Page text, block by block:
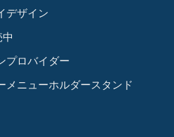
デザイン
プロバイダー
メニューホルダースタンド